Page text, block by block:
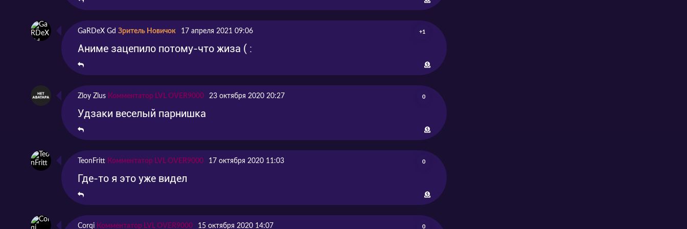
GaRDeX Gd Зритель Новичок 17 апреля 2021 09:06 +1
Аниме зацепило потому-что жиза ( :
Zloy Zlus Комментатор LVL OVER9000 23 октября 2020 20:27 0
Удзаки веселый парнишка
TeonFritt Комментатор LVL OVER9000 17 октября 2020 11:03 0
Где-то я это уже видел
Corqi Комментатор LVL OVER9000 15 октября 2020 14:07 0